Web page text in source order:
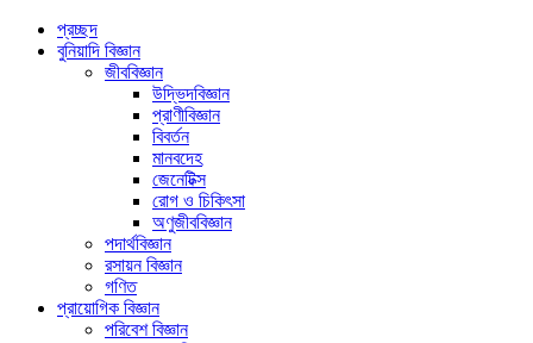
প্রচ্ছদ
বুনিয়াদি বিজ্ঞান
জীববিজ্ঞান
উদ্ভিদবিজ্ঞান
প্রাণীবিজ্ঞান
বিবর্তন
মানবদেহ
জেনেটিক্স
রোগ ও চিকিৎসা
অণুজীববিজ্ঞান
পদার্থবিজ্ঞান
রসায়ন বিজ্ঞান
গণিত
প্রায়োগিক বিজ্ঞান
পরিবেশ বিজ্ঞান